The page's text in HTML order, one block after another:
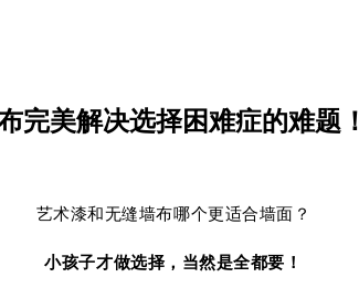
完美解决选择困难症的难题！
艺术漆和无缝墙布哪个更适合墙面？
小孩子才做选择，当然是全都要！